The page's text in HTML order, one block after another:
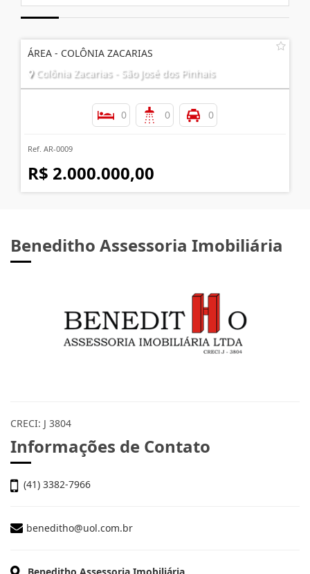
ÁREA - COLÔNIA ZACARIAS
Colônia Zacarias - São José dos Pinhais
0 0 0
Ref. AR-0009
R$ 2.000.000,00
Beneditho Assessoria Imobiliária
CRECI: J 3804
Informações de Contato
(41) 3382-7966
beneditho@uol.com.br